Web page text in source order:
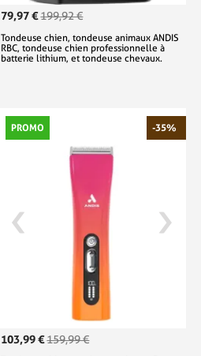
79,97 €199,92 €
Tondeuse chien, tondeuse animaux ANDIS
RBC, tondeuse chien professionnelle à
batterie lithium, et tondeuse chevaux.
PROMO -35%
103,99 €159,99 €